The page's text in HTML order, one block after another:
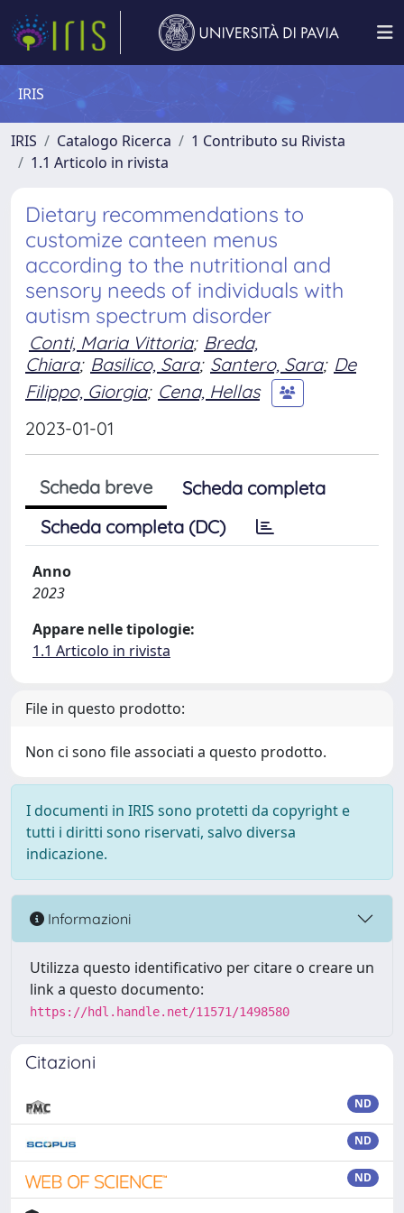
IRIS
IRIS Catalogo Ricerca
1 Contributo su Rivista
1.1 Articolo in rivista
Dietary recommendations to
customize canteen menus
according to the nutritional and
sensory needs of individuals with
autism spectrum disorder
Conti, Maria Vittoria; Breda,
Chiara; Basilico, Sara; Santero, Sara; De
Filippo, Giorgia; Cena, Hellas
2023-01-01
Scheda breve
Scheda completa
Scheda completa (DC)
Anno
2023
Appare nelle tipologie:
1.1 Articolo in rivista
File in questo prodotto:
Non ci sono file associati a questo prodotto.
I documenti in IRIS sono protetti da copyright e
tutti i diritti sono riservati, salvo diversa
indicazione.
Informazioni
Utilizza questo identificativo per citare o creare un
link a questo documento:
https://hdl.handle.net/11571/1498580
Citazioni
ND
ND
ND